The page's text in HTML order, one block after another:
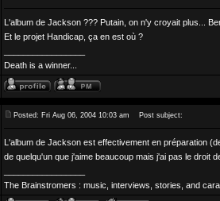
L'album de Jackson ??? Putain, on n'y croyait plus...
Et le projet Handicap, ça en est où ?
Death is a winner...
Posted: Fri Aug 06, 2004 10:03 am Post subject:
L'album de Jackson est effectivement en préparation
de quelqu'un que j'aime beaucoup mais j'ai pas le droit
The Brainstromers : music, interviews, stories, and